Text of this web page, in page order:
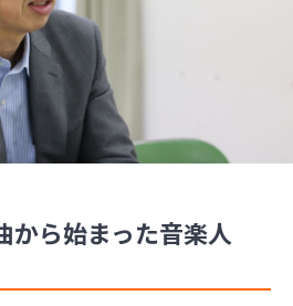
から始まった音楽人